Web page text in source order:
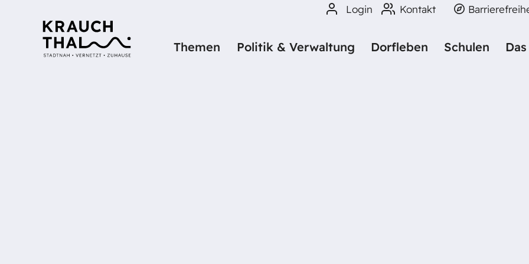
Kontakt
Login
Themen Politik & Verwaltung Dorfleben Schulen